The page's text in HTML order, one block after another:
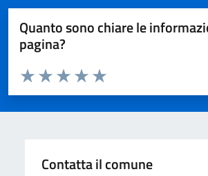
Quanto sono chiare le
pagina?
Valuta da 1 a 5 stelle la pagina
Valuta 5 stelle su 5
Valuta 4 stelle su 5
Valuta 3 stelle su 5
Valuta 2 stelle su 5
Valuta 1 stelle su 5
Contatta il comune